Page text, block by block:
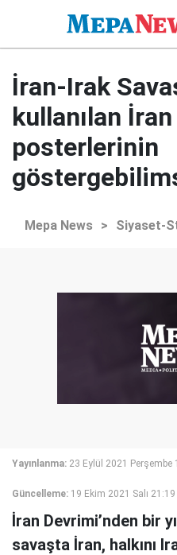
İran-Irak
kullanılan
posterlerinin
Mepa News > Siyaset-
Yayınlanma: 23 Eylül 2021 Perşembe
Güncelleme: 19 Ekim 2021 Salı 21:19
İran Devrimi’nden bir
savaşta İran, halkını